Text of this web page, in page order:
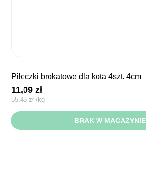
piłeczki brokatowe dla kota 4szt. 4cm
11,09zł
55,45zł /kg
BRAK W MAGAZYNIE